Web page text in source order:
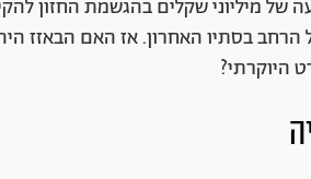
של מיליוני שקלים בהגשמת החזון
בסתיו האחרון. אז האם הבאזז
היוקרתי?